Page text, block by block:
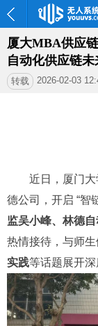
厦大MBA供应
自动化供应链未
转载 2026-02-03
近日， 厦门
德公司，开启 “智
监吴小峰、林德
热情接待，与师
实践等话题展开深